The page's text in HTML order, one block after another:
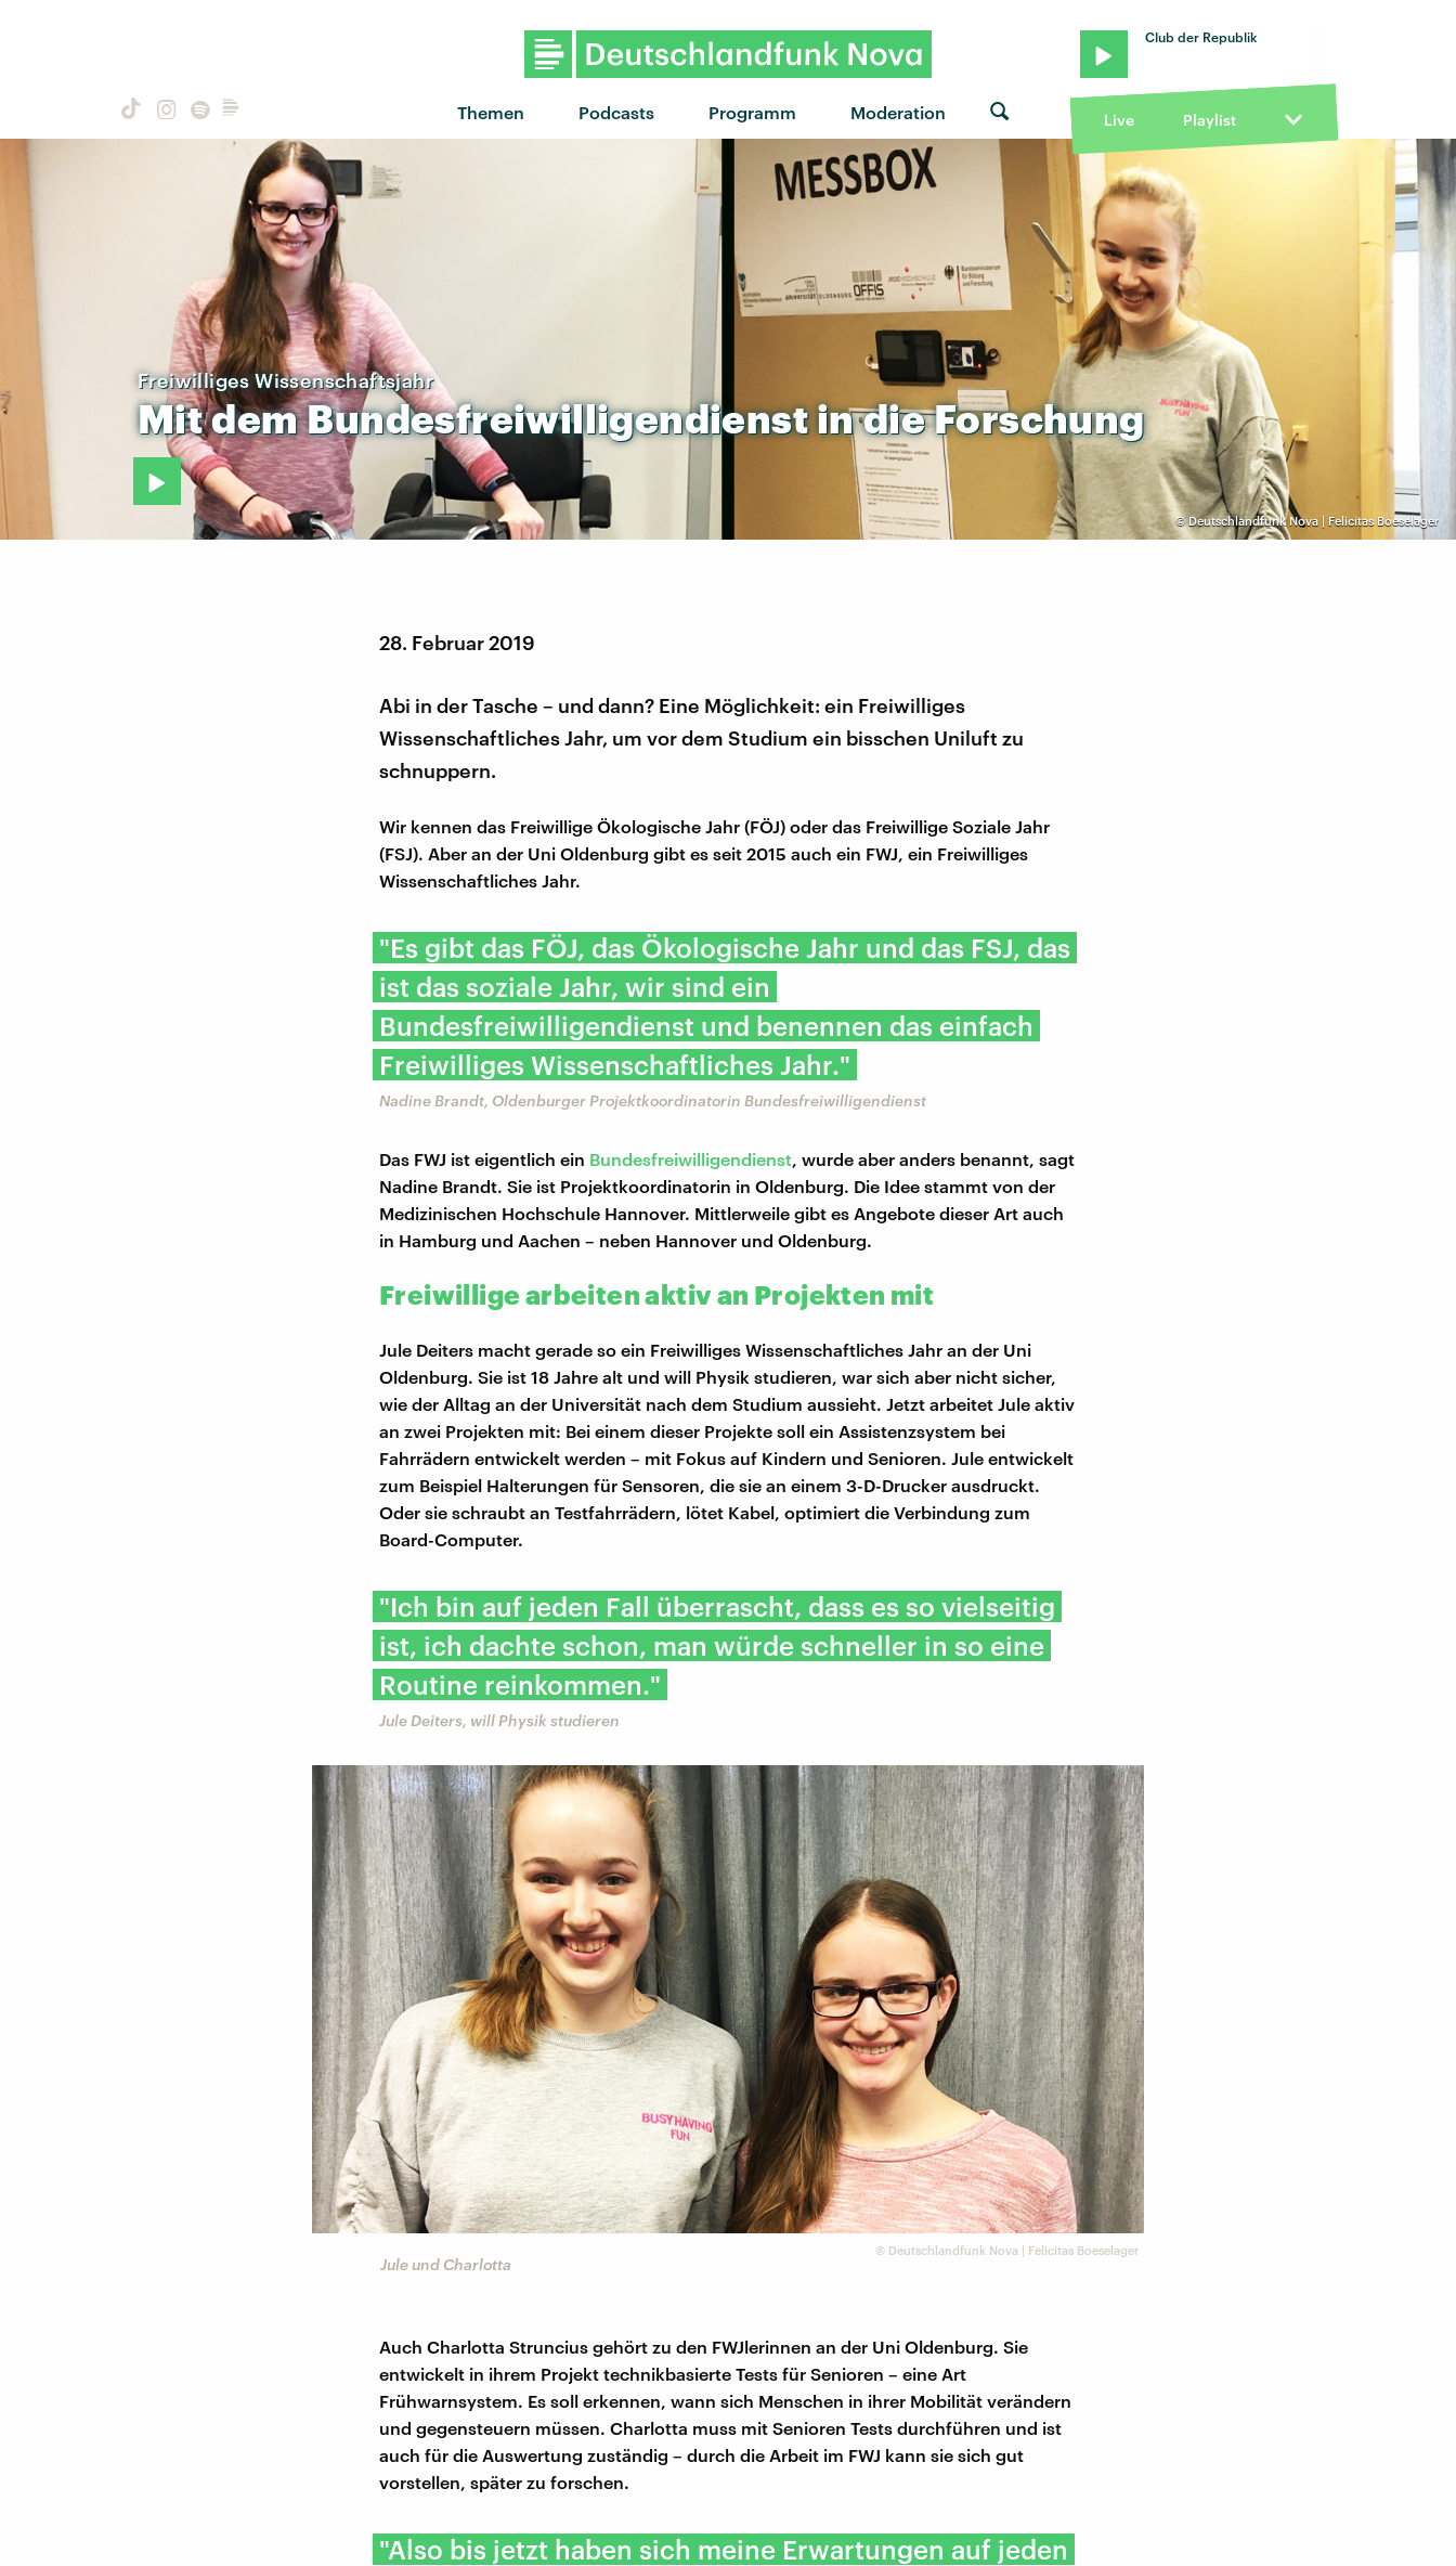
Themen Podcasts Programm Moderation
Club der Republik
Live Playlist
©Deutschlandfunk Nova | Felicitas Boeselager
Freiwilliges Wissenschaftsjahr
MitdemBundesfreiwilligendienstindieForschung
28. Februar 2019
Abi in der Tasche – und dann? Eine Möglichkeit: ein Freiwilliges
Wissenschaftliches Jahr, um vor dem Studium ein bisschen Uniluft zu
schnuppern.
Wir kennen das Freiwillige Ökologische Jahr (FÖJ) oder das Freiwillige Soziale Jahr
(FSJ). Aber an der Uni Oldenburg gibt es seit 2015 auch ein FWJ, ein Freiwilliges
Wissenschaftliches Jahr.
"Es gibt das FÖJ, das Ökologische Jahr und das FSJ, das
ist das soziale Jahr, wir sind ein
Bundesfreiwilligendienst und benennen das einfach
Freiwilliges Wissenschaftliches Jahr."
Nadine Brandt, Oldenburger Projektkoordinatorin Bundesfreiwilligendienst
Das FWJ ist eigentlich ein Bundesfreiwilligendienst, wurde aber anders benannt, sagt
Nadine Brandt. Sie ist Projektkoordinatorin in Oldenburg. Die Idee stammt von der
Medizinischen Hochschule Hannover. Mittlerweile gibt es Angebote dieser Art auch
in Hamburg und Aachen – neben Hannover und Oldenburg.
Freiwillige arbeiten aktiv an Projekten mit
Jule Deiters macht gerade so ein Freiwilliges Wissenschaftliches Jahr an der Uni
Oldenburg. Sie ist 18 Jahre alt und will Physik studieren, war sich aber nicht sicher,
wie der Alltag an der Universität nach dem Studium aussieht. Jetzt arbeitet Jule aktiv
an zwei Projekten mit: Bei einem dieser Projekte soll ein Assistenzsystem bei
Fahrrädern entwickelt werden – mit Fokus auf Kindern und Senioren. Jule entwickelt
zum Beispiel Halterungen für Sensoren, die sie an einem 3-D-Drucker ausdruckt.
Oder sie schraubt an Testfahrrädern, lötet Kabel, optimiert die Verbindung zum
Board-Computer.
"Ich bin auf jeden Fall überrascht, dass es so vielseitig
ist, ich dachte schon, man würde schneller in so eine
Routine reinkommen."
Jule Deiters, will Physik studieren
© Deutschlandfunk Nova | Felicitas Boeselager
Jule und Charlotta
Auch Charlotta Struncius gehört zu den FWJlerinnen an der Uni Oldenburg. Sie
entwickelt in ihrem Projekt technikbasierte Tests für Senioren – eine Art
Frühwarnsystem. Es soll erkennen, wann sich Menschen in ihrer Mobilität verändern
und gegensteuern müssen. Charlotta muss mit Senioren Tests durchführen und ist
auch für die Auswertung zuständig – durch die Arbeit im FWJ kann sie sich gut
vorstellen, später zu forschen.
"Also bis jetzt haben sich meine Erwartungen auf jeden